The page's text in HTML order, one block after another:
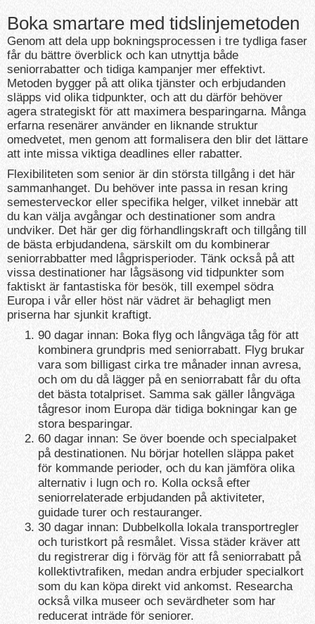
Boka smartare med tidslinjemetoden
Genom att dela upp bokningsprocessen i tre tydliga faser
får du bättre överblick och kan utnyttja både
seniorrabatter och tidiga kampanjer mer effektivt.
Metoden bygger på att olika tjänster och erbjudanden
släpps vid olika tidpunkter, och att du därför behöver
agera strategiskt för att maximera besparingarna. Många
erfarna resenärer använder en liknande struktur
omedvetet, men genom att formalisera den blir det lättare
att inte missa viktiga deadlines eller rabatter.
Flexibiliteten som senior är din största tillgång i det här
sammanhanget. Du behöver inte passa in resan kring
semesterveckor eller specifika helger, vilket innebär att
du kan välja avgångar och destinationer som andra
undviker. Det här ger dig förhandlingskraft och tillgång till
de bästa erbjudandena, särskilt om du kombinerar
seniorrabbatter med lågprisperioder. Tänk också på att
vissa destinationer har lågsäsong vid tidpunkter som
faktiskt är fantastiska för besök, till exempel södra
Europa i vår eller höst när vädret är behagligt men
priserna har sjunkit kraftigt.
90 dagar innan: Boka flyg och långväga tåg för att
kombinera grundpris med seniorrabatt. Flyg brukar
vara som billigast cirka tre månader innan avresa,
och om du då lägger på en seniorrabatt får du ofta
det bästa totalpriset. Samma sak gäller långväga
tågresor inom Europa där tidiga bokningar kan ge
stora besparingar.
60 dagar innan: Se över boende och specialpaket
på destinationen. Nu börjar hotellen släppa paket
för kommande perioder, och du kan jämföra olika
alternativ i lugn och ro. Kolla också efter
seniorrelaterade erbjudanden på aktiviteter,
guidade turer och restauranger.
30 dagar innan: Dubbelkolla lokala transportregler
och turistkort på resmålet. Vissa städer kräver att
du registrerar dig i förväg för att få seniorrabatt på
kollektivtrafiken, medan andra erbjuder specialkort
som du kan köpa direkt vid ankomst. Researcha
också vilka museer och sevärdheter som har
reducerat inträde för seniorer.